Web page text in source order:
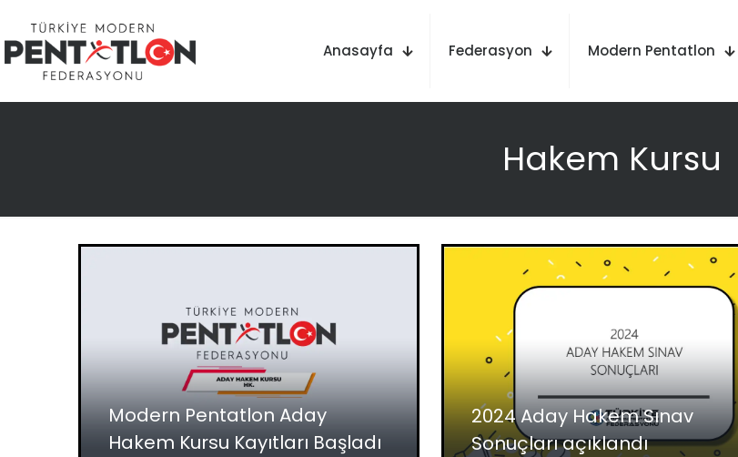
Anasayfa Federasyon Modern Pentatlon
Hakem Kursu
Modern Pentatlon Aday
Hakem Kursu Kayıtları Başladı
2024 Aday Hakem Sınav
Sonuçları açıklandı